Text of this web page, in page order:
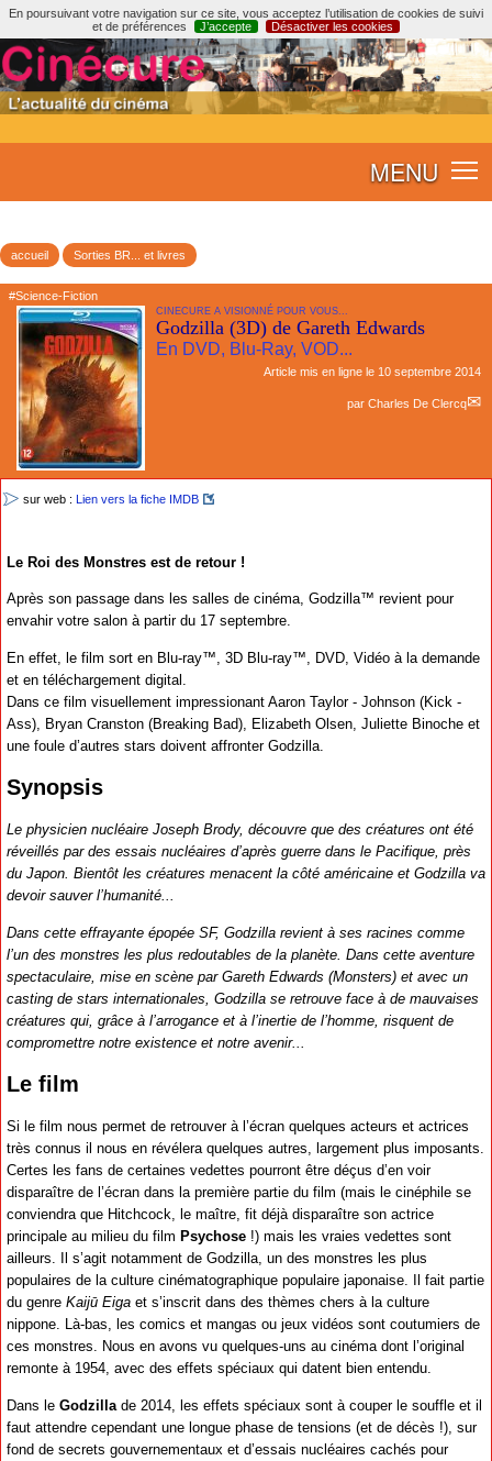
En poursuivant votre navigation sur ce site, vous acceptez l’utilisation de cookies de suivi
et de préférences
J’accepte Désactiver les cookies
MENU
accueil Sorties BR... et livres
#Science-Fiction
CINECURE A VISIONNÉ POUR VOUS...
Godzilla (3D) de Gareth Edwards
En DVD, Blu-Ray, VOD...
Article mis en ligne le 10 septembre 2014
par Charles De Clercq
sur web : Lien vers la fiche IMDB
Le Roi des Monstres est de retour !
Après son passage dans les salles de cinéma, Godzilla™ revient pour
envahir votre salon à partir du 17 septembre.
En effet, le film sort en Blu-ray™, 3D Blu-ray™, DVD, Vidéo à la demande
et en téléchargement digital.
Dans ce film visuellement impressionant Aaron Taylor - Johnson (Kick -
Ass), Bryan Cranston (Breaking Bad), Elizabeth Olsen, Juliette Binoche et
une foule d’autres stars doivent affronter Godzilla.
Synopsis
Le physicien nucléaire Joseph Brody, découvre que des créatures ont été
réveillés par des essais nucléaires d’après guerre dans le Pacifique, près
du Japon. Bientôt les créatures menacent la côté américaine et Godzilla va
devoir sauver l’humanité...
Dans cette effrayante épopée SF, Godzilla revient à ses racines comme
l’un des monstres les plus redoutables de la planète. Dans cette aventure
spectaculaire, mise en scène par Gareth Edwards (Monsters) et avec un
casting de stars internationales, Godzilla se retrouve face à de mauvaises
créatures qui, grâce à l’arrogance et à l’inertie de l’homme, risquent de
compromettre notre existence et notre avenir...
Le film
Si le film nous permet de retrouver à l’écran quelques acteurs et actrices
très connus il nous en révélera quelques autres, largement plus imposants.
Certes les fans de certaines vedettes pourront être déçus d’en voir
disparaître de l’écran dans la première partie du film (mais le cinéphile se
conviendra que Hitchcock, le maître, fit déjà disparaître son actrice
principale au milieu du film Psychose !) mais les vraies vedettes sont
ailleurs. Il s’agit notamment de Godzilla, un des monstres les plus
populaires de la culture cinématographique populaire japonaise. Il fait partie
du genre Kaijū Eiga et s’inscrit dans des thèmes chers à la culture
nippone. Là-bas, les comics et mangas ou jeux vidéos sont coutumiers de
ces monstres. Nous en avons vu quelques-uns au cinéma dont l’original
remonte à 1954, avec des effets spéciaux qui datent bien entendu.
Dans le Godzilla de 2014, les effets spéciaux sont à couper le souffle et il
faut attendre cependant une longue phase de tensions (et de décès !), sur
fond de secrets gouvernementaux et d’essais nucléaires cachés pour